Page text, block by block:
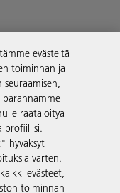
evästeitä
toiminnan ja
seuraamisen,
parannamme
räätälöityä
profiiliisi.
hyväksyt
varten.
evästeet,
toiminnan